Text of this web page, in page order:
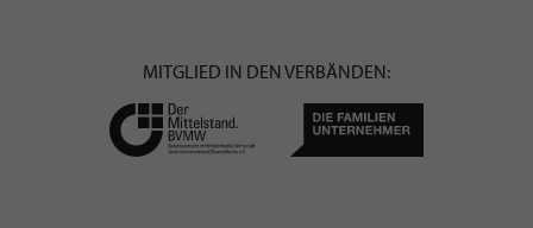
MITGLIED IN DEN VERBÄNDEN: